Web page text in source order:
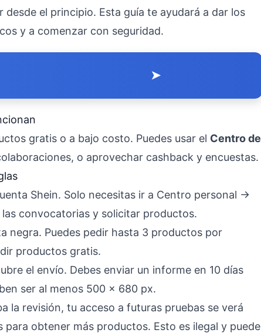
el principio. Esta guía te ayudará a dar los
y a comenzar con seguridad.
➤
gratis o a bajo costo. Puedes usar el Centro de
o aprovechar cashback y encuestas.
Shein. Solo necesitas ir a Centro personal →
convocatorias y solicitar productos.
negra. Puedes pedir hasta 3 productos por
productos gratis.
el envío. Debes enviar un informe en 10 días
ser al menos 500 x 680 px.
la revisión, tu acceso a futuras pruebas se verá
obtener más productos. Esto es ilegal y puede